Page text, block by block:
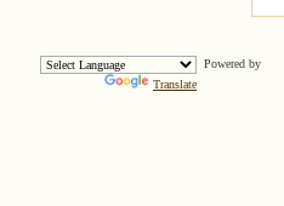
Powered by
Translate